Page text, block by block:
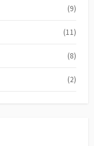
(9)
(11)
(8)
(2)